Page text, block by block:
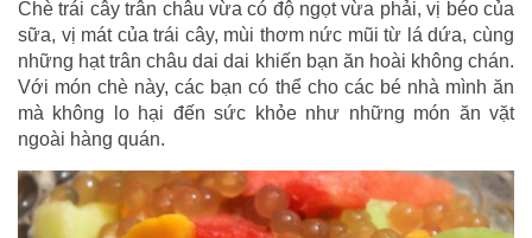
Chè trái cây trân châu vừa có độ ngọt vừa phải, vị béo của
sữa, vị mát của trái cây, mùi thơm nức mũi từ lá dứa, cùng
những hạt trân châu dai dai khiến bạn ăn hoài không chán.
Với món chè này, các bạn có thể cho các bé nhà mình ăn
mà không lo hại đến sức khỏe như những món ăn vặt
ngoài hàng quán.